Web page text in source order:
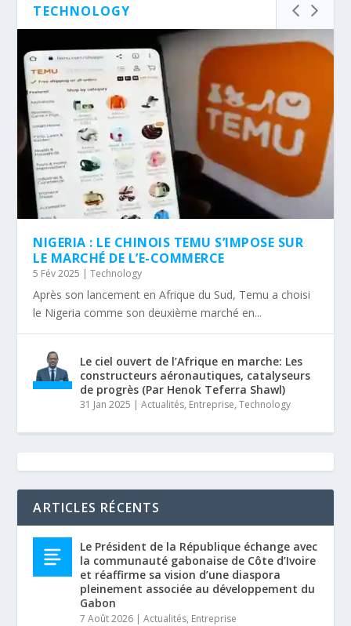
TECHNOLOGY
NIGERIA : LE CHINOIS TEMU S’IMPOSE SUR
LE MARCHÉ DE L’E-COMMERCE
5 Fév 2025 |Technology
Après son lancement en Afrique du Sud, Temu a choisi
le Nigeria comme son deuxième marché en...
Le ciel ouvert de l’Afrique en marche: Les
constructeurs aéronautiques, catalyseurs
de progrès (Par Henok Teferra Shawl)
31 Jan 2025 |Actualités, Entreprise,Technology
ARTICLES RÉCENTS
Le Président de la République échange avec
la communauté gabonaise de Côte d’Ivoire
et réaffirme sa vision d’une diaspora
pleinement associée au développement du
Gabon
7 Août 2026 |Actualités, Entreprise